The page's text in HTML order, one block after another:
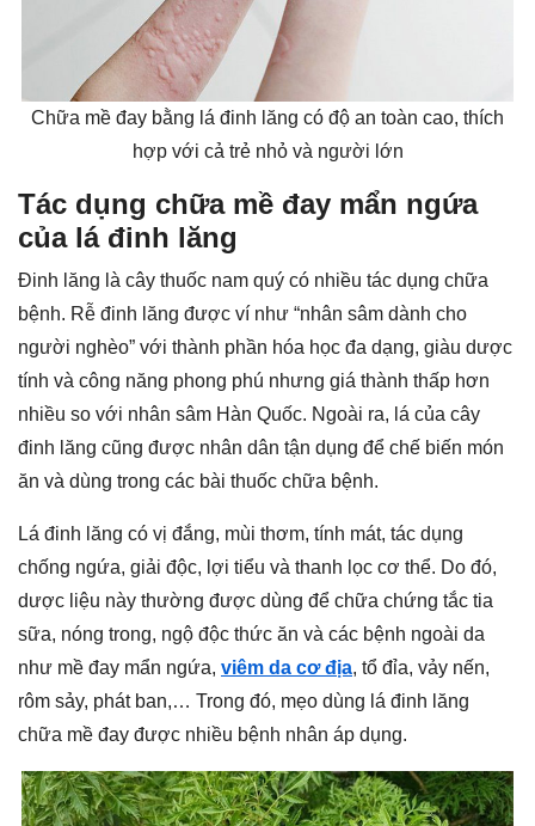
Chữa mề đay bằng lá đinh lăng có độ an toàn cao, thích
hợp với cả trẻ nhỏ và người lớn
Tác dụng chữa mề đay mẩn ngứa
của lá đinh lăng
Đinh lăng là cây thuốc nam quý có nhiều tác dụng chữa
bệnh. Rễ đinh lăng được ví như “nhân sâm dành cho
người nghèo” với thành phần hóa học đa dạng, giàu dược
tính và công năng phong phú nhưng giá thành thấp hơn
nhiều so với nhân sâm Hàn Quốc. Ngoài ra, lá của cây
đinh lăng cũng được nhân dân tận dụng để chế biến món
ăn và dùng trong các bài thuốc chữa bệnh.
Lá đinh lăng có vị đắng, mùi thơm, tính mát, tác dụng
chống ngứa, giải độc, lợi tiểu và thanh lọc cơ thể. Do đó,
dược liệu này thường được dùng để chữa chứng tắc tia
sữa, nóng trong, ngộ độc thức ăn và các bệnh ngoài da
như mề đay mẩn ngứa, viêm da cơ địa, tổ đỉa, vảy nến,
rôm sảy, phát ban,… Trong đó, mẹo dùng lá đinh lăng
chữa mề đay được nhiều bệnh nhân áp dụng.